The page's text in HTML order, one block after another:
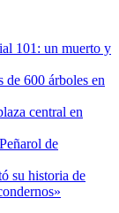
101: un muerto y
600 árboles en
central en
de
su historia de